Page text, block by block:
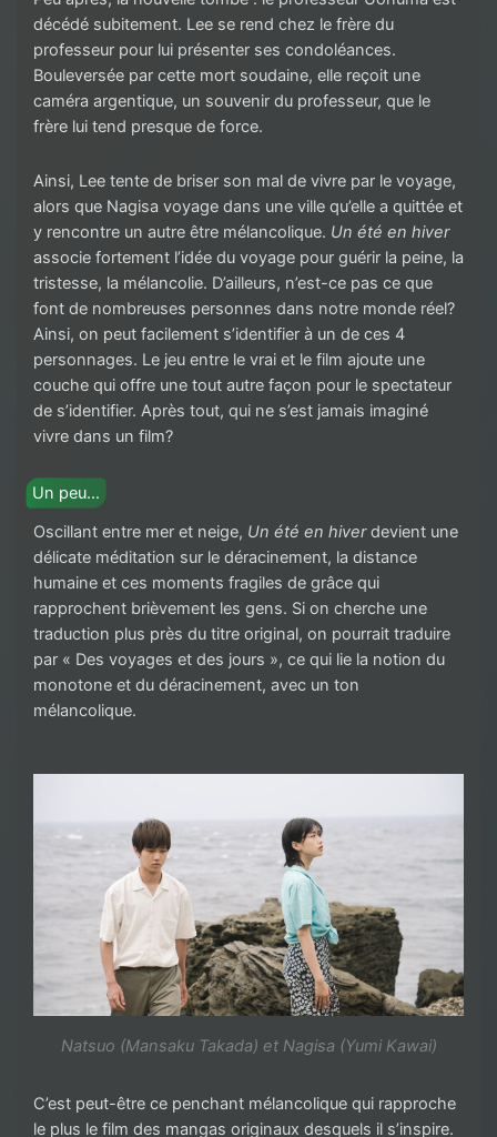
décédé subitement. Lee se rend chez le frère du
professeur pour lui présenter ses condoléances.
Bouleversée par cette mort soudaine, elle reçoit une
caméra argentique, un souvenir du professeur, que le
frère lui tend presque de force.
Ainsi, Lee tente de briser son mal de vivre par le voyage,
alors que Nagisa voyage dans une ville qu’elle a quittée et
y rencontre un autre être mélancolique. Un été en hiver
associe fortement l’idée du voyage pour guérir la peine, la
tristesse, la mélancolie. D’ailleurs, n’est-ce pas ce que
font de nombreuses personnes dans notre monde réel?
Ainsi, on peut facilement s’identifier à un de ces 4
personnages. Le jeu entre le vrai et le film ajoute une
couche qui offre une tout autre façon pour le spectateur
de s’identifier. Après tout, qui ne s’est jamais imaginé
vivre dans un film?
Un peu…
Oscillant entre mer et neige, Un été en hiverdevient une
délicate méditation sur le déracinement, la distance
humaine et ces moments fragiles de grâce qui
rapprochent brièvement les gens. Si on cherche une
traduction plus près du titre original, on pourrait traduire
par « Des voyages et des jours », ce qui lie la notion du
monotone et du déracinement, avec un ton
mélancolique.
Natsuo (Mansaku Takada) et Nagisa (Yumi Kawai)
C’est peut-être ce penchant mélancolique qui rapproche
le plus le film des mangas originaux desquels il s’inspire.